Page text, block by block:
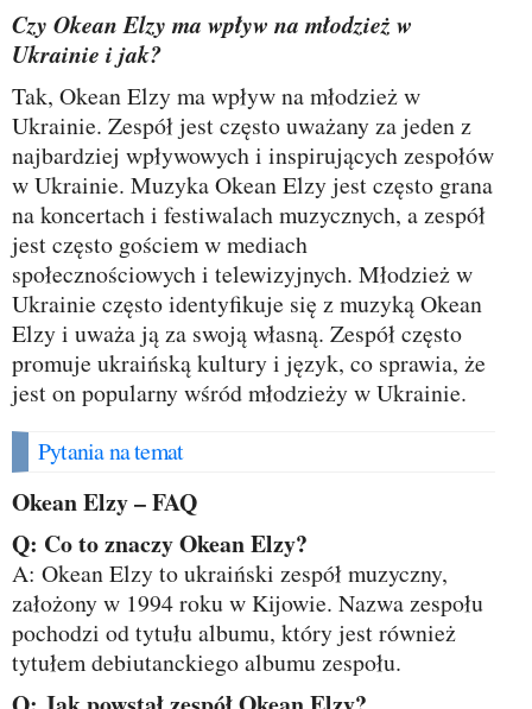
Czy Okean Elzy ma wpływ na młodzież w
Ukrainie i jak?
Tak, Okean Elzy ma wpływ na młodzież w
Ukrainie. Zespół jest często uważany za jeden z
najbardziej wpływowych i inspirujących zespołów
w Ukrainie. Muzyka Okean Elzy jest często grana
na koncertach i festiwalach muzycznych, a zespół
jest często gościem w mediach
społecznościowych i telewizyjnych. Młodzież w
Ukrainie często identyfikuje się z muzyką Okean
Elzy i uważa ją za swoją własną. Zespół często
promuje ukraińską kultury i język, co sprawia, że
jest on popularny wśród młodzieży w Ukrainie.
Pytania na temat
Okean Elzy – FAQ
Q: Co to znaczy Okean Elzy?
A: Okean Elzy to ukraiński zespół muzyczny,
założony w 1994 roku w Kijowie. Nazwa zespołu
pochodzi od tytułu albumu, który jest również
tytułem debiutanckiego albumu zespołu.